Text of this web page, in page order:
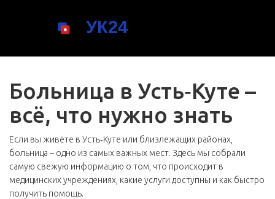
Больница в Усть‑Куте –
всё, что нужно знать
Если вы живёте в Усть‑Куте или близлежащих районах,
больница – одно из самых важных мест. Здесь мы собрали
самую свежую информацию о том, что происходит в
медицинских учреждениях, какие услуги доступны и как быстро
получить помощь.